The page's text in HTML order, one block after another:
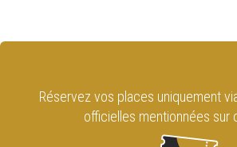
Réservez vos places uniquement
officielles mentionnées sur